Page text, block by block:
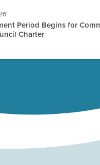
Period Begins for
Charter